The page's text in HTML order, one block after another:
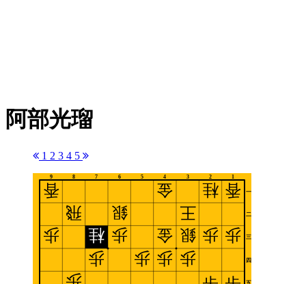
阿部光瑠
1 2 3 4 5